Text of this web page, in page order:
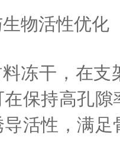
物活性优化
冻干，在支
保持高孔
活性，满